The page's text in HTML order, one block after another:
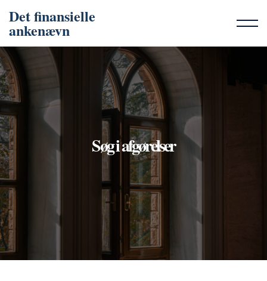
Det finansielle
ankenævn
Søg i afgørelser